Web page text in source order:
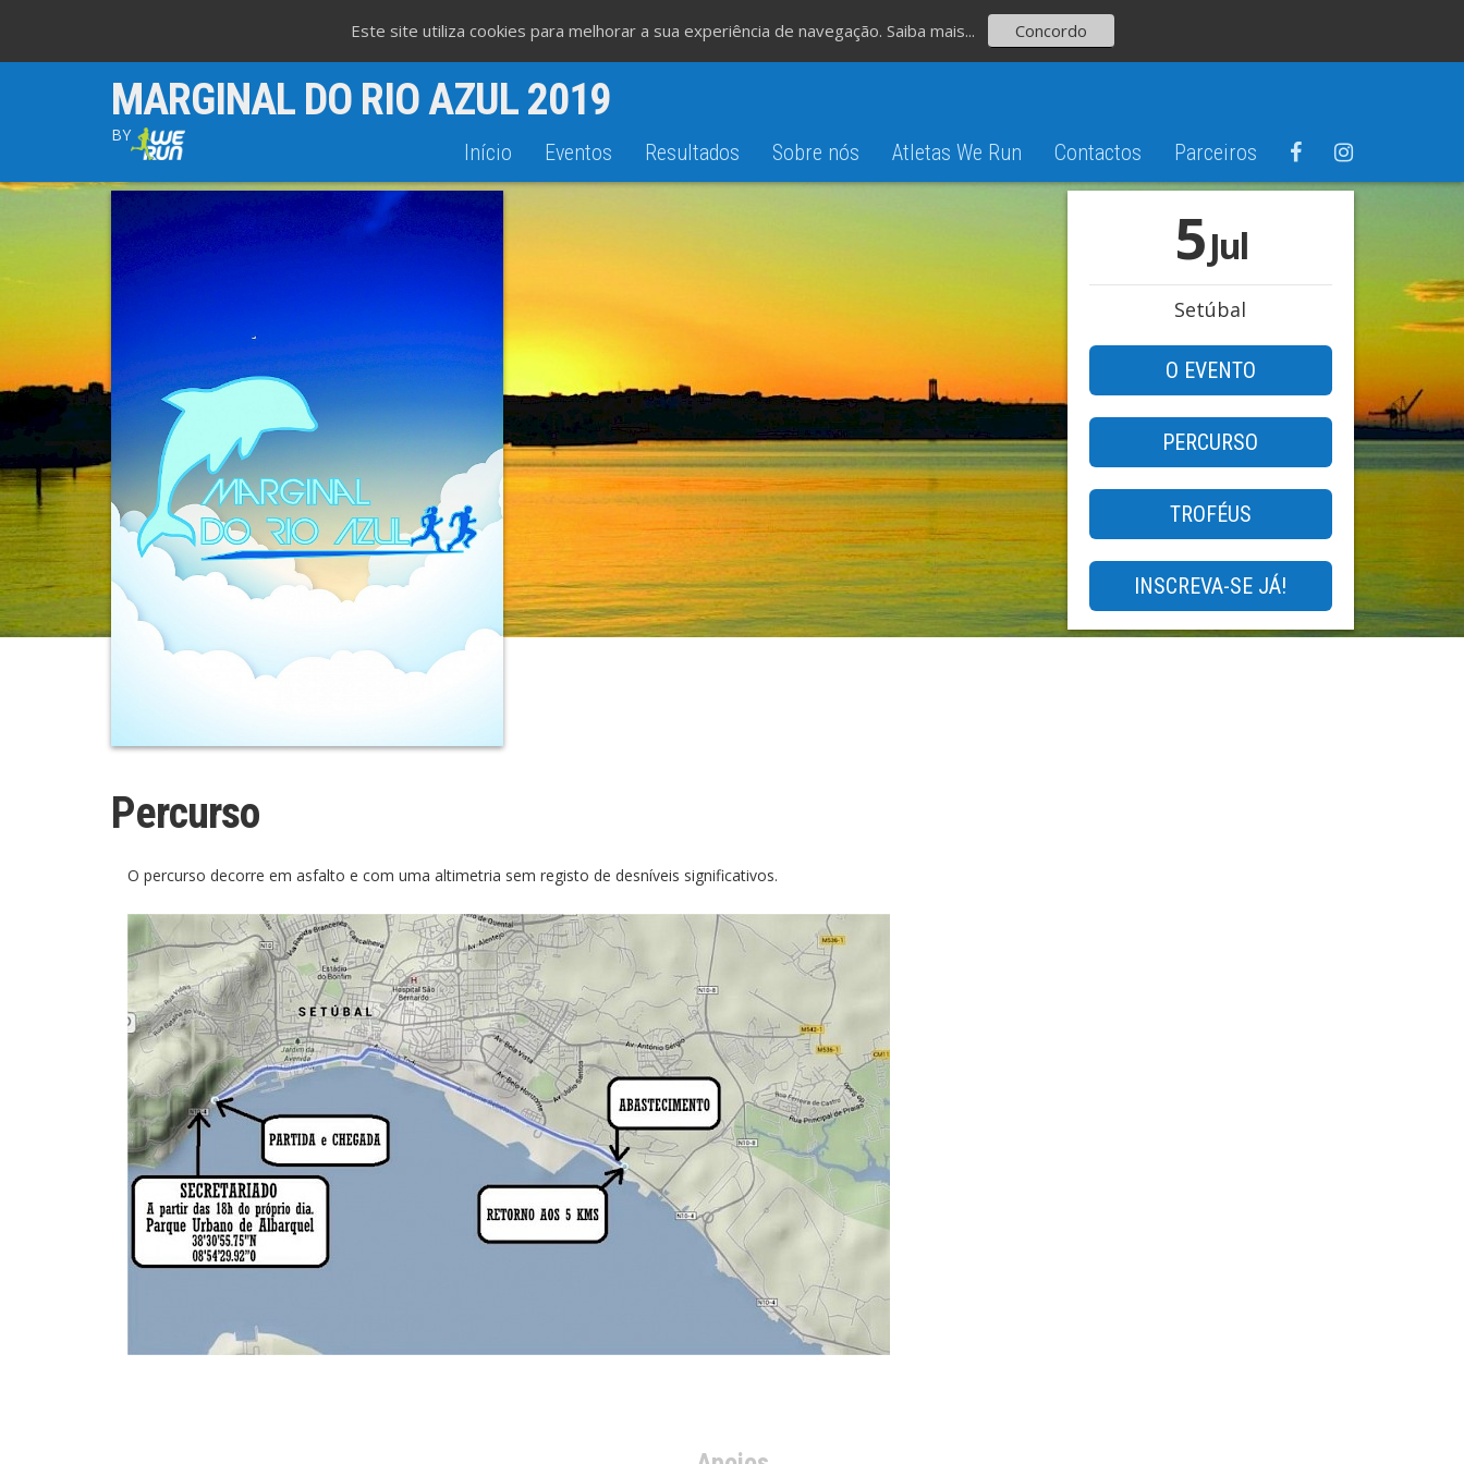
MARGINAL DO RIO AZUL 2019
BY
Início Eventos Resultados Sobre nós Atletas We Run Contactos Parceiros
5Jul
Setúbal
O EVENTO
PERCURSO
TROFÉUS
INSCREVA-SE JÁ!
Percurso
O percurso decorre em asfalto e com uma altimetria sem registo de desníveis significativos.
Este site utiliza cookies para melhorar a sua experiência de navegação. Saiba mais... Concordo